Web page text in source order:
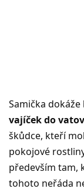
Samička
vajíček do
škůdce, kteří
pokojové
především tam,
tohoto neřáda